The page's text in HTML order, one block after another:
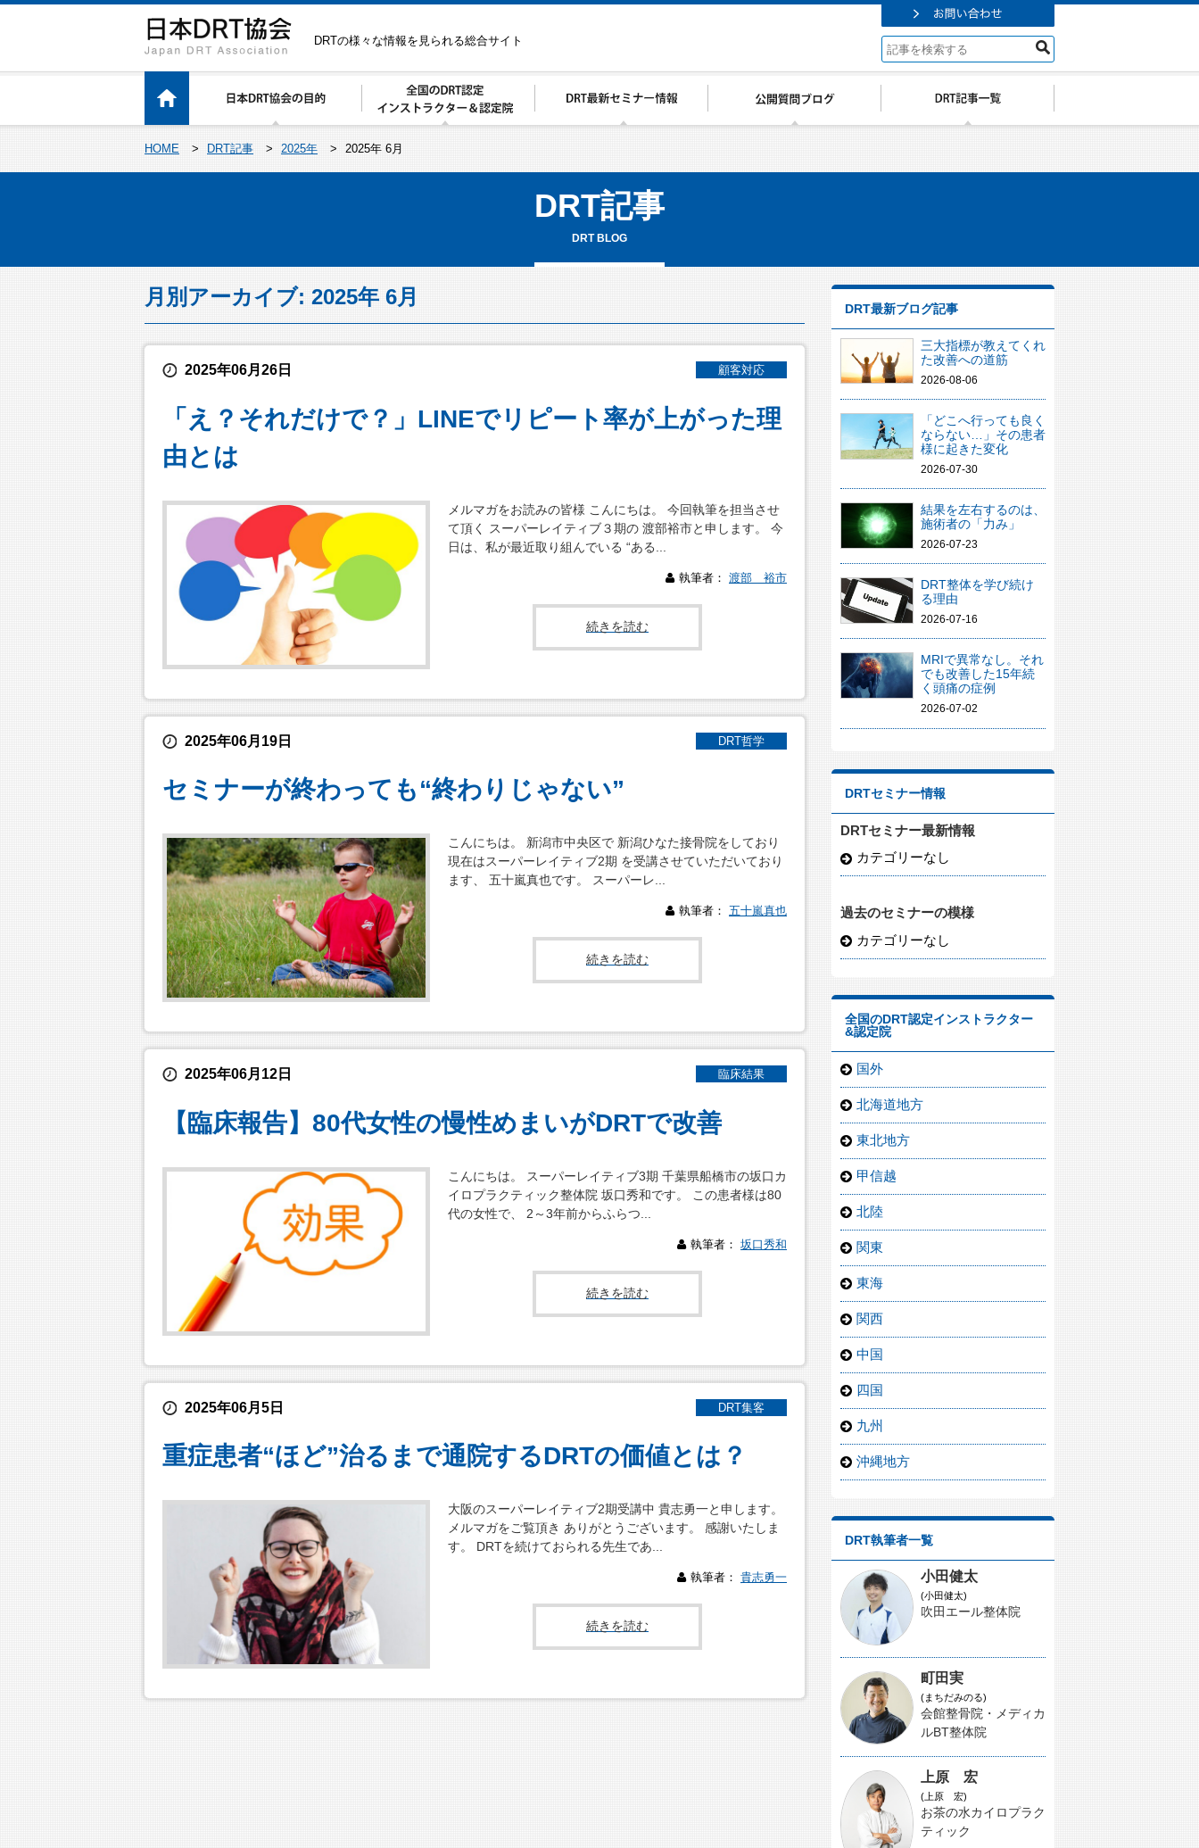
DRTの様々な情報を見られる総合サイト
HOME > DRT記事 > 2025年 > 2025年 6月
DRT記事
DRT BLOG
月別アーカイブ: 2025年 6月
2025年06月26日 顧客対応
「え？それだけで？」LINEでリピート率が上がった理
由とは
メルマガをお読みの皆様 こんにちは。 今回執筆を担当させ
て頂く スーパーレイティブ３期の 渡部裕市と申します。 今
日は、私が最近取り組んでいる “ある...
執筆者： 渡部 裕市
続きを読む
2025年06月19日 DRT哲学
セミナーが終わっても“終わりじゃない”
こんにちは。 新潟市中央区で 新潟ひなた接骨院をしており
現在はスーパーレイティブ2期 を受講させていただいており
ます、 五十嵐真也です。 スーパーレ...
執筆者： 五十嵐真也
続きを読む
2025年06月12日 臨床結果
【臨床報告】80代女性の慢性めまいがDRTで改善
こんにちは。 スーパーレイティブ3期 千葉県船橋市の坂口カ
イロプラクティック整体院 坂口秀和です。 この患者様は80
代の女性で、 2～3年前からふらつ...
執筆者： 坂口秀和
続きを読む
2025年06月5日 DRT集客
重症患者“ほど”治るまで通院するDRTの価値とは？
大阪のスーパーレイティブ2期受講中 貴志勇一と申します。
メルマガをご覧頂き ありがとうございます。 感謝いたしま
す。 DRTを続けておられる先生であ...
執筆者： 貴志勇一
続きを読む
DRT最新ブログ記事
三大指標が教えてくれ
た改善への道筋
2026-08-06
「どこへ行っても良く
ならない…」その患者
様に起きた変化
2026-07-30
結果を左右するのは、
施術者の「力み」
2026-07-23
DRT整体を学び続け
る理由
2026-07-16
MRIで異常なし。それ
でも改善した15年続
く頭痛の症例
2026-07-02
DRTセミナー情報
DRTセミナー最新情報
カテゴリーなし
過去のセミナーの模様
カテゴリーなし
全国のDRT認定インストラクター
&認定院
国外
北海道地方
東北地方
甲信越
北陸
関東
東海
関西
中国
四国
九州
沖縄地方
DRT執筆者一覧
小田健太
(小田健太)
吹田エール整体院
町田実
(まちだみのる)
会館整骨院・メディカ
ルBT整体院
上原 宏
(上原 宏)
お茶の水カイロプラク
ティック